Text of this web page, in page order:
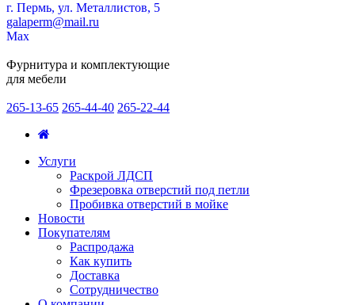
г. Пермь, ул. Металлистов, 5
galaperm@mail.ru
Мах
Фурнитура и комплектующие
для мебели
265-13-65 265-44-40 265-22-44
Услуги
Раскрой ЛДСП
Фрезеровка отверстий под петли
Пробивка отверстий в мойке
Новости
Покупателям
Распродажа
Как купить
Доставка
Сотрудничество